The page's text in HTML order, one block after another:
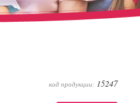
код продукции: 15247